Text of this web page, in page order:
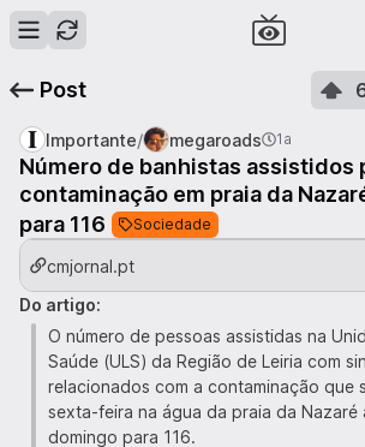
Post
Importante/ megaroads 1a
Número de banhistas assistidos
contaminação em praia da
para 116
Sociedade
cmjornal.pt
Do artigo:
O número de pessoas assistidas na
Saúde (ULS) da Região de Leiria com
relacionados com a contaminação que
sexta-feira na água da praia da Nazaré
domingo para 116.